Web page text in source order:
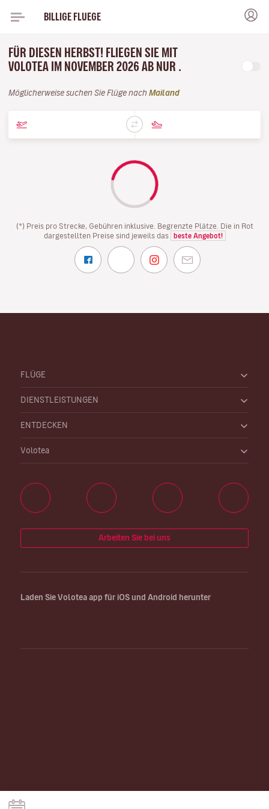
BILLIGE FLUEGE
FÜR DIESEN HERBST! FLIEGEN SIE MIT
VOLOTEA IM NOVEMBER 2026 AB NUR .
Möglicherweise suchen Sie Flüge nach Mailand
(*) Preis pro Strecke, Gebühren inklusive. Begrenzte Plätze. Die in Rot
dargestellten Preise sind jeweils das
beste Angebot!
FLÜGE
DIENSTLEISTUNGEN
ENTDECKEN
Volotea
Arbeiten Sie bei uns
Laden Sie Volotea app für iOS und Android herunter